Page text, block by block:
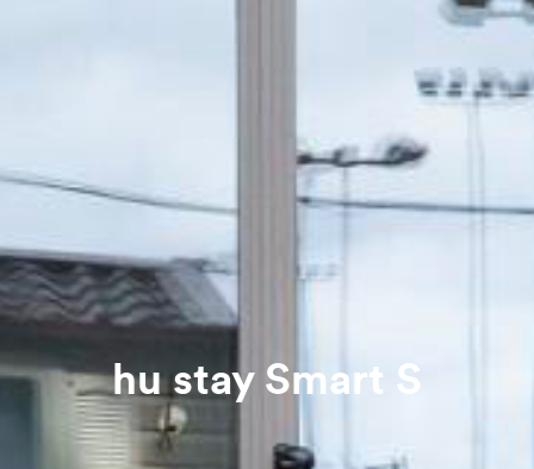
hu stay Smart S